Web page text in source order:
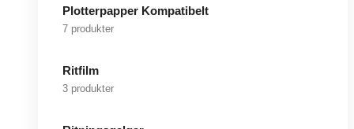
Plotterpapper Kompatibelt
7 produkter
Ritfilm
3 produkter